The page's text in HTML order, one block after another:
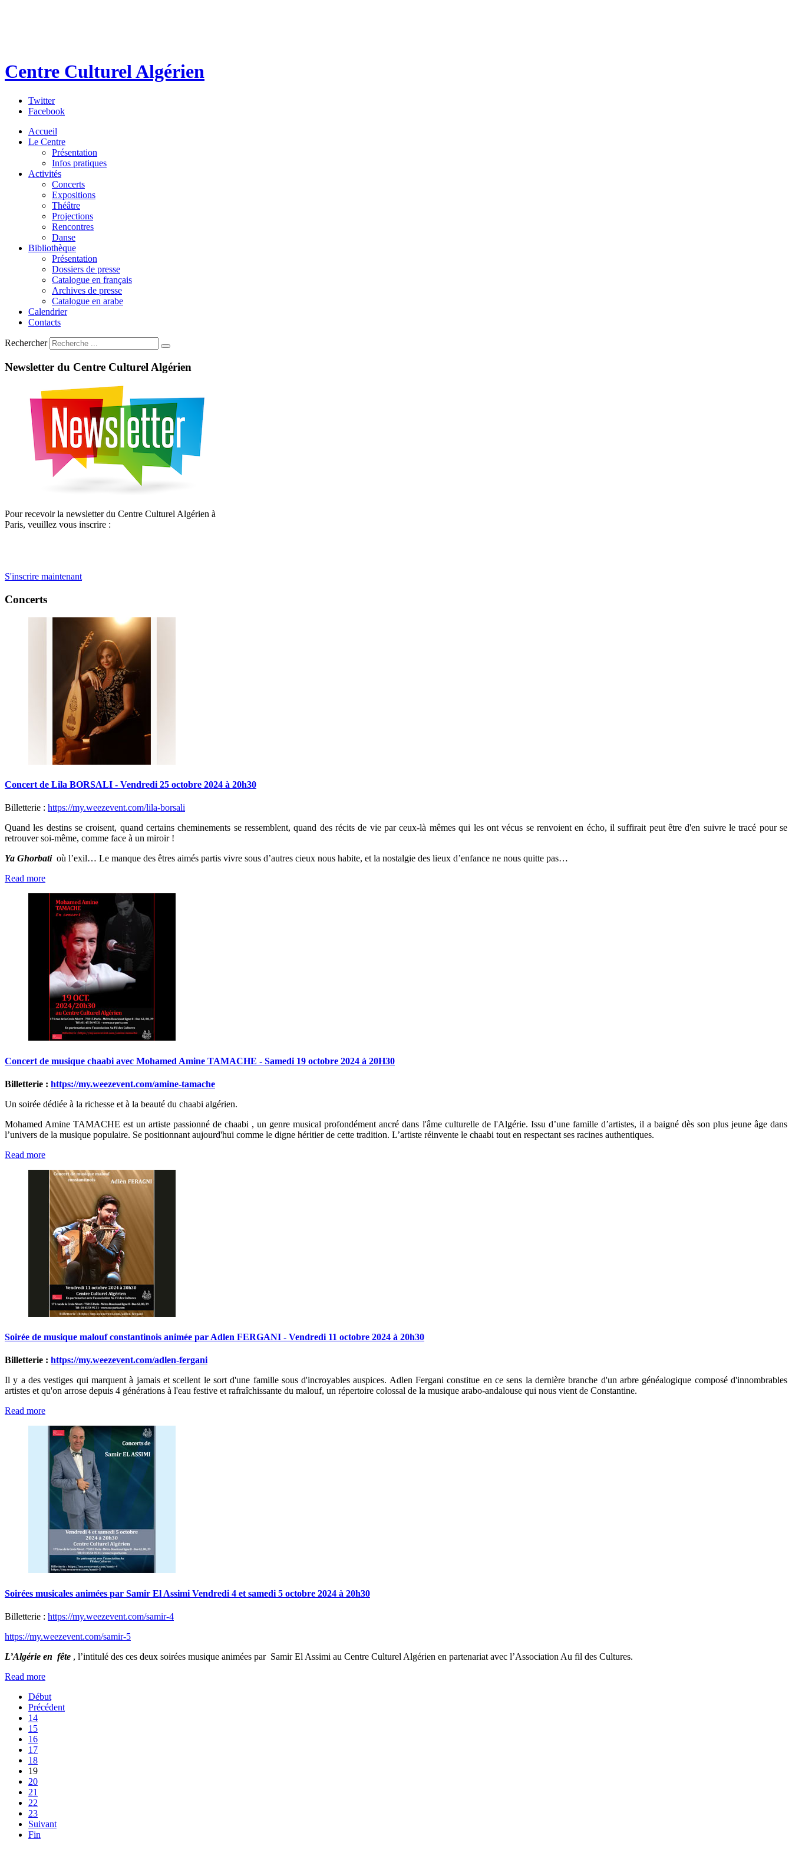
Centre Culturel Algérien
Twitter
Facebook
Accueil
Le Centre
Présentation
Infos pratiques
Activités
Concerts
Expositions
Théâtre
Projections
Rencontres
Danse
Bibliothèque
Présentation
Dossiers de presse
Catalogue en français
Archives de presse
Catalogue en arabe
Calendrier
Contacts
Rechercher
Newsletter du Centre Culturel Algérien
Pour recevoir la newsletter du Centre Culturel Algérien à
Paris, veuillez vous inscrire :
S'inscrire maintenant
Concerts
Concert de Lila BORSALI - Vendredi 25 octobre 2024 à 20h30
Billetterie : https://my.weezevent.com/lila-borsali
Quand les destins se croisent, quand certains cheminements se ressemblent, quand des récits de vie par ceux-là mêmes qui les ont vécus se renvoient en écho, il suffirait peut être d'en suivre le tracé pour se
retrouver soi-même, comme face à un miroir !
Ya Ghorbatioù l’exil… Le manque des êtres aimés partis vivre sous d’autres cieux nous habite, et la nostalgie des lieux d’enfance ne nous quitte pas…
Read more
Concert de musique chaabi avec Mohamed Amine TAMACHE - Samedi 19 octobre 2024 à 20H30
Billetterie : https://my.weezevent.com/amine-tamache
Un soirée dédiée à la richesse et à la beauté du chaabi algérien.
Mohamed Amine TAMACHE est un artiste passionné de chaabi , un genre musical profondément ancré dans l'âme culturelle de l'Algérie. Issu d’une famille d’artistes, il a baigné dès son plus jeune âge dans
l’univers de la musique populaire. Se positionnant aujourd'hui comme le digne héritier de cette tradition. L’artiste réinvente le chaabi tout en respectant ses racines authentiques.
Read more
Soirée de musique malouf constantinois animée par Adlen FERGANI - Vendredi 11 octobre 2024 à 20h30
Billetterie : https://my.weezevent.com/adlen-fergani
Il y a des vestiges qui marquent à jamais et scellent le sort d'une famille sous d'incroyables auspices. Adlen Fergani constitue en ce sens la dernière branche d'un arbre généalogique composé d'innombrables
artistes et qu'on arrose depuis 4 générations à l'eau festive et rafraîchissante du malouf, un répertoire colossal de la musique arabo-andalouse qui nous vient de Constantine.
Read more
Soirées musicales animées par Samir El Assimi Vendredi 4 et samedi 5 octobre 2024 à 20h30
Billetterie : https://my.weezevent.com/samir-4
https://my.weezevent.com/samir-5
L’Algérie en fête , l’intitulé des ces deux soirées musique animées par Samir El Assimi au Centre Culturel Algérien en partenariat avec l’Association Au fil des Cultures.
Read more
Début
Précédent
14
15
16
17
18
19
20
21
22
23
Suivant
Fin